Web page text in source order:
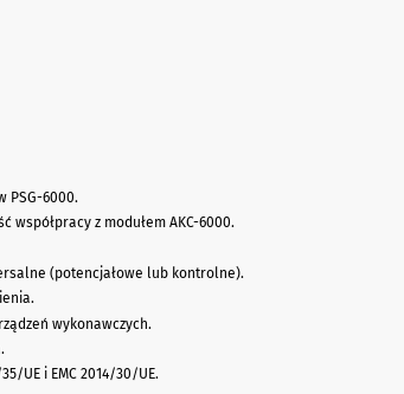
PSG-6000.
współpracy z modułem AKC-6000.
(potencjałowe lub kontrolne).
wykonawczych.
UE i EMC 2014/30/UE.